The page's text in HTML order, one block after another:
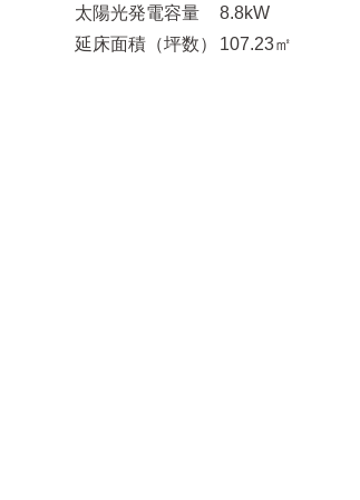
太陽光発電容量
8.8kW
延床面積（坪数）
107.23㎡